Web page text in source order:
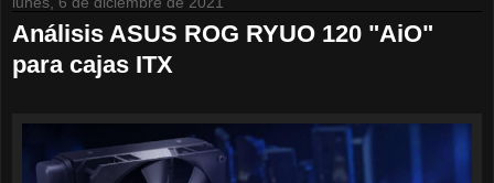
Análisis ASUS ROG RYUO 120 "AiO"
para cajas ITX